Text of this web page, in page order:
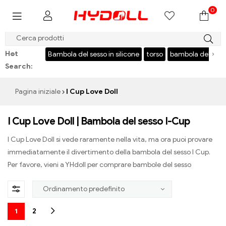
$999 SALVA $50，CODICE：HY50
Hot
Search:
in silicone torso bambola del sesso giapponese Bambola del
‹ ›
0
Pagina iniziale I Cup Love Doll
I Cup Love Doll | Bambola del sesso I-Cup
I Cup Love Doll si vede raramente nella vita, ma ora puoi provare
immediatamente il divertimento della bambola del sesso I Cup.
Per favore, vieni a YHdoll per comprare bambole del sesso
1 2